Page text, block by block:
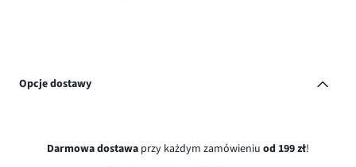
Opcje dostawy
Darmowa dostawa przy każdym zamówieniu od 199 zł!